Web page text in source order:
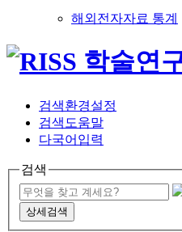
해외전자자료 통계
검색환경설정
검색도움말
다국어입력
검색
상세검색